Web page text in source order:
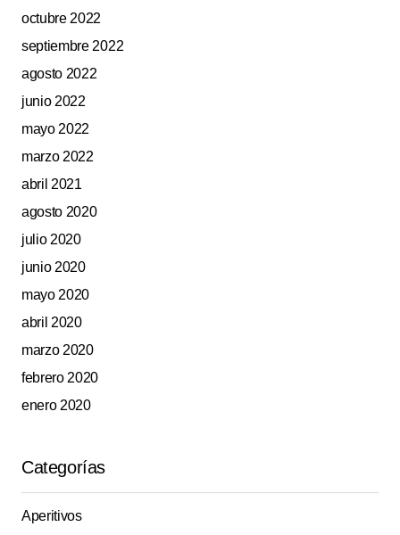
octubre 2022
septiembre 2022
agosto 2022
junio 2022
mayo 2022
marzo 2022
abril 2021
agosto 2020
julio 2020
junio 2020
mayo 2020
abril 2020
marzo 2020
febrero 2020
enero 2020
Categorías
Aperitivos